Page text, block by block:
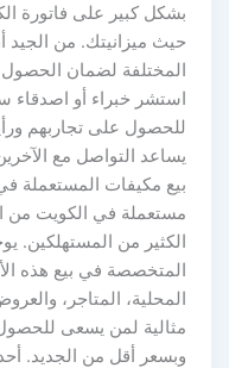
بشكل كبير على فاتورة
حيث ميزانيتك. من الجيد
المختلفة لضمان الحصول
استشر خبراء أو
للحصول على تجاربهم
يساعد التواصل مع
بيع مكيفات المستعملة
مستعملة في الكويت من
الكثير من المستهلكين.
المتخصصة في بيع هذه
المحلية، المتاجر،
مثالية لمن يسعى
وبسعر أقل من الجديد. أحد